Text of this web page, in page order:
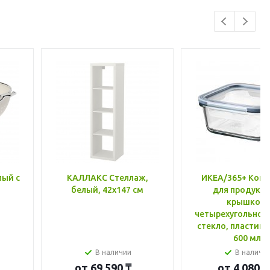
с
КАЛЛАКС Стеллаж,
белый, 42x147 см
В наличии
от 69 590 ₸
ИКЕА/365+
для
крышкой,
стекло, пластик
600 мл
В
от 4 080 ₸